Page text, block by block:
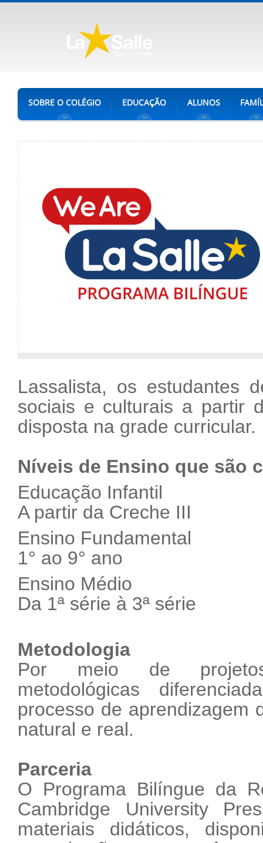
SOBRE O COLÉGIO EDUCAÇÃO ALUNOS
Lassalista, os estudantes
sociais e culturais a partir
disposta na grade curricular.
Níveis de Ensino que são
Educação Infantil
A partir da Creche III
Ensino Fundamental
1° ao 9° ano
Ensino Médio
Da 1ª série à 3ª série
Metodologia
Por meio de projetos
metodológicas
processo de aprendizagem
natural e real.
Parceria
O Programa Bilíngue da
Cambridge University
materiais didáticos,